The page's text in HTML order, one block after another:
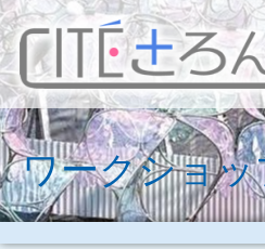
ワークショッ